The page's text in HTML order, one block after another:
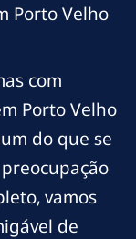
Porto Velho
com
Porto Velho
do que se
vamos
de